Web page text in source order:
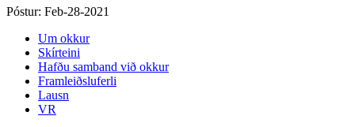
Póstur: Feb-28-2021
Um okkur
Skírteini
Hafðu samband við okkur
Framleiðsluferli
Lausn
VR